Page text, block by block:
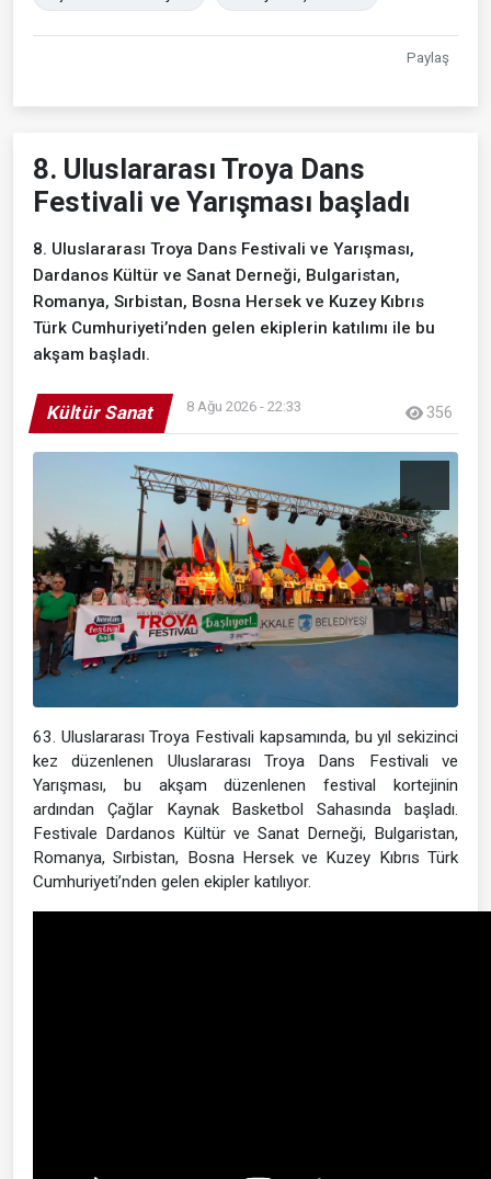
Paylaş
8. Uluslararası Troya Dans
Festivali ve Yarışması başladı
8. Uluslararası Troya Dans Festivali ve Yarışması,
Dardanos Kültür ve Sanat Derneği, Bulgaristan,
Romanya, Sırbistan, Bosna Hersek ve Kuzey Kıbrıs
Türk Cumhuriyeti’nden gelen ekiplerin katılımı ile bu
akşam başladı.
Kültür Sanat 8 Ağu 2026 - 22:33 356
63. Uluslararası Troya Festivali kapsamında, bu yıl sekizinci
kez düzenlenen Uluslararası Troya Dans Festivali ve
Yarışması, bu akşam düzenlenen festival kortejinin
ardından Çağlar Kaynak Basketbol Sahasında başladı.
Festivale Dardanos Kültür ve Sanat Derneği, Bulgaristan,
Romanya, Sırbistan, Bosna Hersek ve Kuzey Kıbrıs Türk
Cumhuriyeti’nden gelen ekipler katılıyor.